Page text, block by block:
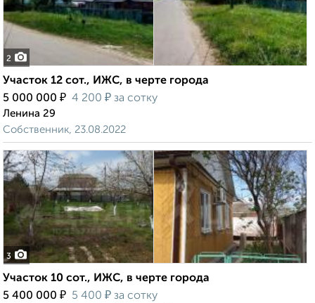
2
Участок 12 сот., ИЖС, в черте города
5 000 000 ₽ 4 200 ₽ за сотку
Ленина 29
Собственник, 23.08.2022
3
Участок 10 сот., ИЖС, в черте города
5 400 000 ₽ 5 400 ₽ за сотку